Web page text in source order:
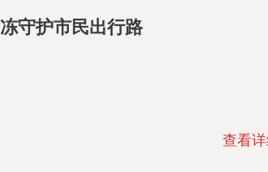
守护市民出行路
查看